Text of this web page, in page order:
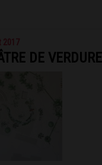
2017
DE VERDURE